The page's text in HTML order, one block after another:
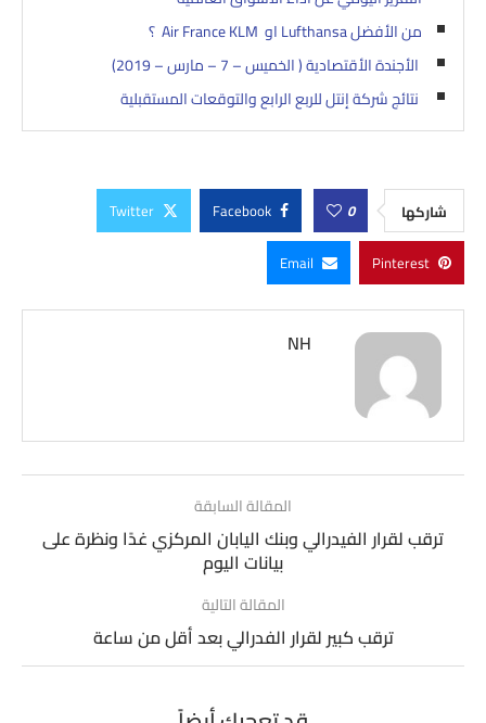
من الأفضل Lufthansa او Air France KLM ؟
الأجندة الأقتصادية ( الخميس – 7 – مارس – 2019)
نتائج شركة إنتل للربع الرابع والتوقعات المستقبلية
شاركها 0
Facebook
Twitter
Pinterest
Email
NH
المقالة السابقة
ترقب لقرار الفيدرالي وبنك اليابان المركزي غدًا ونظرة على
بيانات اليوم
المقالة التالية
ترقب كبير لقرار الفدرالي بعد أقل من ساعة